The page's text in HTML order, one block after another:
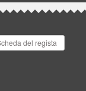
del regista